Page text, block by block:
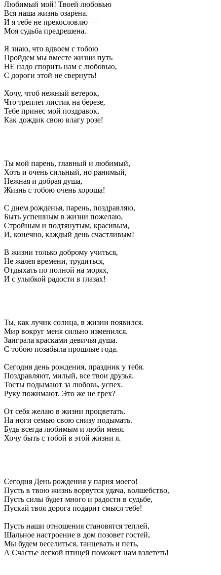
Любимый мой! Твоей любовью
Вся наша жизнь озарена.
И я тебе не прекословлю —
Моя судьба предрешена.
Я знаю, что вдвоем с тобою
Пройдем мы вместе жизни путь
НЕ надо спорить нам с любовью,
С дороги этой не свернуть!
Хочу, чтоб нежный ветерок,
Что треплет листик на березе,
Тебе принес мой поздравок,
Как дождик свою влагу розе!
Ты мой парень, главный и любимый,
Хоть и очень сильный, но ранимый,
Нежная и добрая душа,
Жизнь с тобою очень хороша!
С днем рожденья, парень, поздравляю,
Быть успешным в жизни пожелаю,
Стройным и подтянутым, красивым,
И, конечно, каждый день счастливым!
В жизни только доброму учиться,
Не жалея времени, трудиться,
Отдыхать по полной на морях,
И с улыбкой радости в глазах!
Ты, как лучик солнца, в жизни появился.
Мир вокруг меня сильно изменился.
Заиграла красками девичья душа.
С тобою позабыла прошлые года.
Сегодня день рождения, праздник у тебя.
Поздравляют, милый, все твои друзья.
Тосты подымают за любовь, успех.
Руку пожимают. Это же не грех?
От себя желаю в жизни процветать.
На ноги семью свою снизу подымать.
Будь всегда любимым и люби меня.
Хочу быть с тобой в этой жизни я.
Сегодня День рождения у парня моего!
Пусть в твою жизнь ворвутся удача, волшебство,
Пусть силы будет много и радости в судьбе,
Пускай твоя дорога подарит смысл тебе!
Пусть наши отношения становятся теплей,
Шальное настроение в дом позовет гостей,
Мы будем веселиться, танцевать и петь,
А Счастье легкой птицей поможет нам взлететь!